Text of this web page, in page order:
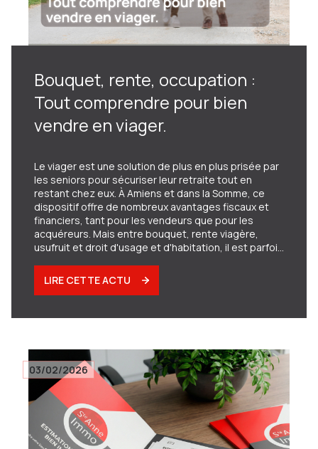
Bouquet, rente, occupation :
Tout comprendre pour bien
vendre en viager.
Le viager est une solution de plus en plus prisée par
les seniors pour sécuriser leur retraite tout en
restant chez eux. À Amiens et dans la Somme, ce
dispositif offre de nombreux avantages fiscaux et
financiers, tant pour les vendeurs que pour les
acquéreurs. Mais entre bouquet, rente viagère,
usufruit et droit d'usage et d'habitation, il est parfois
LIRE CETTE ACTU
03/02/2026